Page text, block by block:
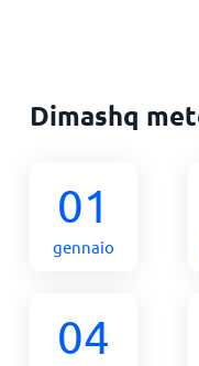
Dimashq
01
gennaio
04